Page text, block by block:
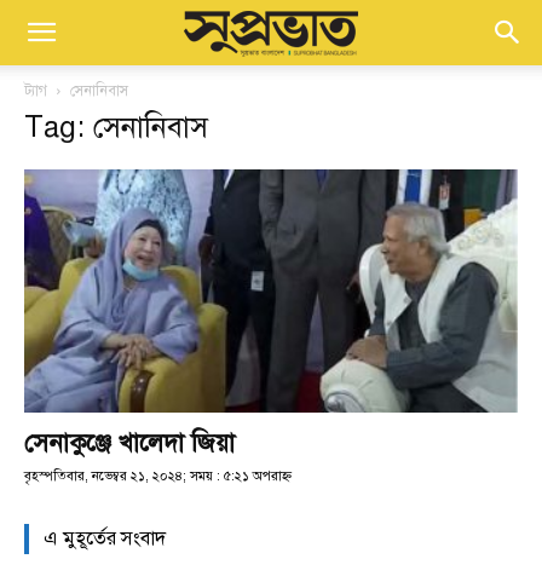
ট্যাগ সেনানিবাস
Tag: সেনানিবাস
সেনাকুঞ্জে খালেদা জিয়া
বৃহস্পতিবার, নভেম্বর ২১, ২০২৪; সময় : ৫:২১ অপরাহ্ণ
এ মুহূর্তের সংবাদ